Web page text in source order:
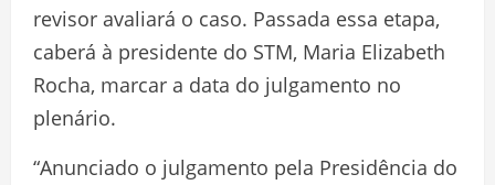
revisor avaliará o caso. Passada essa etapa,
caberá à presidente do STM, Maria Elizabeth
Rocha, marcar a data do julgamento no
plenário.
“Anunciado o julgamento pela Presidência do